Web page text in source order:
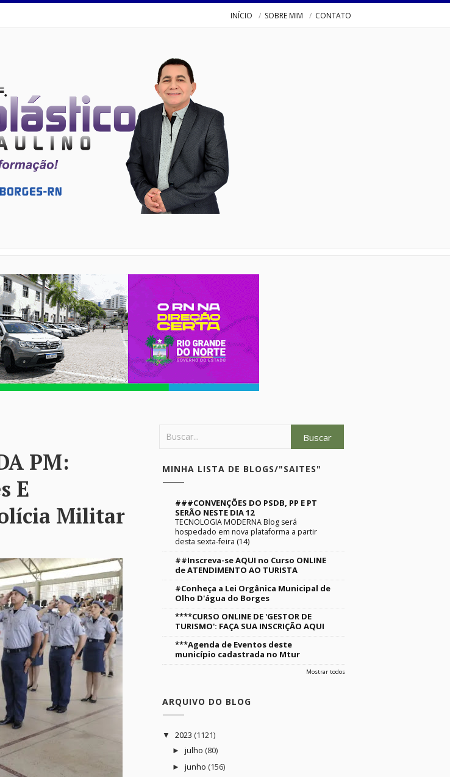
INÍCIO SOBRE MIM CONTATO
PM:
E
Militar
MINHA LISTA DE BLOGS/"SAITES"
###CONVENÇÕES DO PSDB, PP E PT
SERÃO NESTE DIA 12
TECNOLOGIA MODERNA Blog será
hospedado em nova plataforma a partir
desta sexta-feira (14)
##Inscreva-se AQUI no Curso ONLINE
de ATENDIMENTO AO TURISTA
#Conheça a Lei Orgânica Municipal de
Olho D'água do Borges
****CURSO ONLINE DE 'GESTOR DE
TURISMO': FAÇA SUA INSCRIÇÃO AQUI
***Agenda de Eventos deste
município cadastrada no Mtur
Mostrar todos
ARQUIVO DO BLOG
▼ 2023 (1121)
► julho (80)
► junho (156)